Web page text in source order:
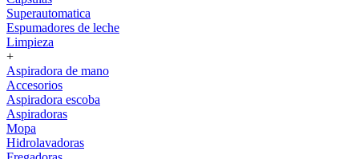
Superautomatica
Espumadores de leche
Limpieza
+
Aspiradora de mano
Accesorios
Aspiradora escoba
Aspiradoras
Mopa
Hidrolavadoras